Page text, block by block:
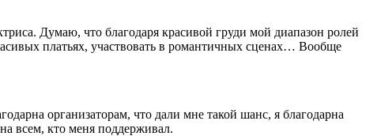
Думаю, что благодаря красивой груди мой диапазон ролей
платьях, участвовать в романтичных сценах… Вообще
организаторам, что дали мне такой шанс, я благодарна
всем, кто меня поддерживал.